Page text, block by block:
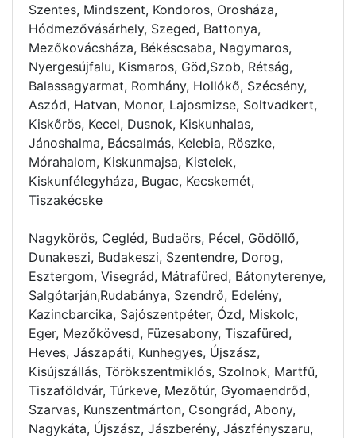
Szentes, Mindszent, Kondoros, Orosháza,
Hódmezővásárhely, Szeged, Battonya,
Mezőkovácsháza, Békéscsaba, Nagymaros,
Nyergesújfalu, Kismaros, Göd,Szob, Rétság,
Balassagyarmat, Romhány, Hollókő, Szécsény,
Aszód, Hatvan, Monor, Lajosmizse, Soltvadkert,
Kiskőrös, Kecel, Dusnok, Kiskunhalas,
Jánoshalma, Bácsalmás, Kelebia, Röszke,
Mórahalom, Kiskunmajsa, Kistelek,
Kiskunfélegyháza, Bugac, Kecskemét,
Tiszakécske
Nagykörös, Cegléd, Budaörs, Pécel, Gödöllő,
Dunakeszi, Budakeszi, Szentendre, Dorog,
Esztergom, Visegrád, Mátrafüred, Bátonyterenye,
Salgótarján,Rudabánya, Szendrő, Edelény,
Kazincbarcika, Sajószentpéter, Ózd, Miskolc,
Eger, Mezőkövesd, Füzesabony, Tiszafüred,
Heves, Jászapáti, Kunhegyes, Újszász,
Kisújszállás, Törökszentmiklós, Szolnok, Martfű,
Tiszaföldvár, Túrkeve, Mezőtúr, Gyomaendrőd,
Szarvas, Kunszentmárton, Csongrád, Abony,
Nagykáta, Újszász, Jászberény, Jászfényszaru,